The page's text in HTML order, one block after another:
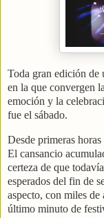
Toda gran edición de
en la que convergen
emoción y la
fue el sábado.
Desde primeras
El cansancio
certeza de que
esperados del fin de
aspecto, con miles de
último minuto de